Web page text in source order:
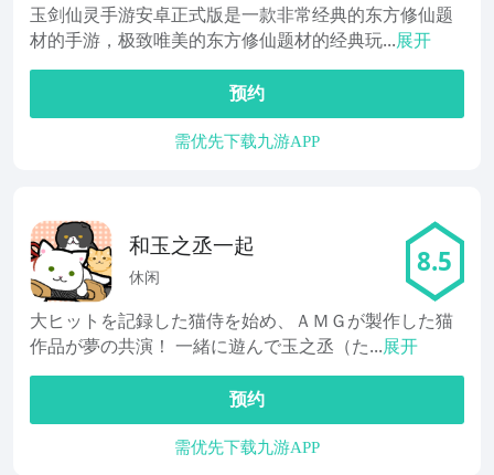
玉剑仙灵手游安卓正式版是一款非常经典的东方修仙题
材的手游，极致唯美的东方修仙题材的经典玩...展开
预约
需优先下载九游APP
和玉之丞一起
休闲 8.5
大ヒットを記録した猫侍を始め、ＡＭＧが製作した猫
作品が夢の共演！ 一緒に遊んで玉之丞（た...展开
预约
需优先下载九游APP